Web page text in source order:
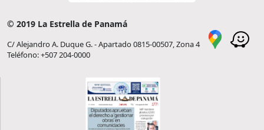
© 2019 La Estrella de Panamá
C/ Alejandro A. Duque G. - Apartado 0815-00507, Zona 4
Teléfono: +507 204-0000